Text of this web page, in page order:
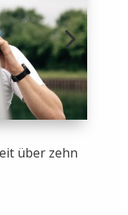
über zehn